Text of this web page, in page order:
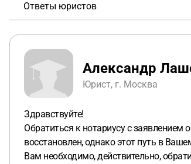
Ответы юристов
Александр
Юрист, г. Москва
Здравствуйте!
Обратиться к нотариусу с
восстановлен, однако этот путь в
Вам необходимо, действительно,